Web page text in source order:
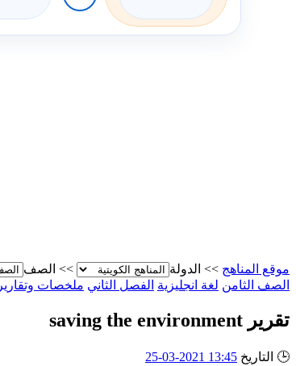
موقع المناهج >> الدولة >> الصف
الصف الثامن لغة انجليزية الفصل الثاني ملخصات وتقارير
تقرير saving the environment
🕒 التاريخ 13:45 2021-03-25